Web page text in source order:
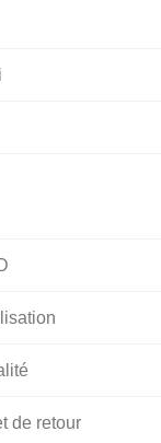
de retour